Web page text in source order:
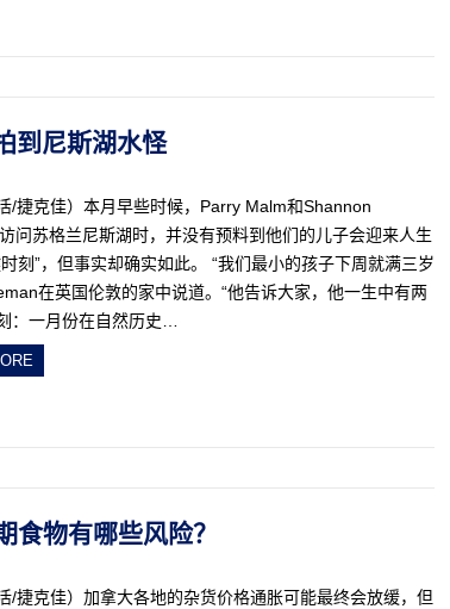
到尼斯湖水怪
/捷克佳）本月早些时候，Parry Malm和Shannon
问苏格兰尼斯湖时，并没有预料到他们的儿子会迎来人生
刻”，但事实却确实如此。 “我们最小的孩子下周就满三岁
在英国伦敦的家中说道。“他告诉大家，他一生中有两
：一月份在自然历史…
食物有哪些风险？
/捷克佳）加拿大各地的杂货价格通胀可能最终会放缓，但